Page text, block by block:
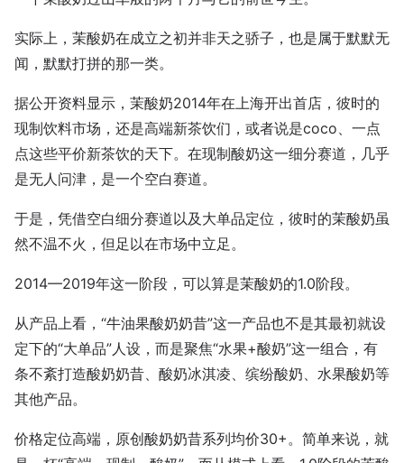
实际上，茉酸奶在成立之初并非天之骄子，也是属于默默无
闻，默默打拼的那一类。
据公开资料显示，茉酸奶2014年在上海开出首店，彼时的
现制饮料市场，还是高端新茶饮们，或者说是coco、一点
点这些平价新茶饮的天下。在现制酸奶这一细分赛道，几乎
是无人问津，是一个空白赛道。
于是，凭借空白细分赛道以及大单品定位，彼时的茉酸奶虽
然不温不火，但足以在市场中立足。
2014—2019年这一阶段，可以算是茉酸奶的1.0阶段。
从产品上看，“牛油果酸奶奶昔”这一产品也不是其最初就设
定下的“大单品”人设，而是聚焦“水果+酸奶”这一组合，有
条不紊打造酸奶奶昔、酸奶冰淇凌、缤纷酸奶、水果酸奶等
其他产品。
价格定位高端，原创酸奶奶昔系列均价30+。简单来说，就